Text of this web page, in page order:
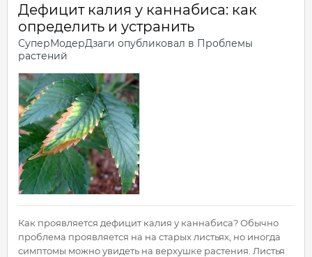
Дефицит калия у каннабиса: как
определить и устранить
СуперМодерДзаги опубликовал в Проблемы
растений
Как проявляется дефицит калия у каннабиса? Обычно
проблема проявляется на на старых листьях, но иногда
симптомы можно увидеть на верхушке растения. Листья